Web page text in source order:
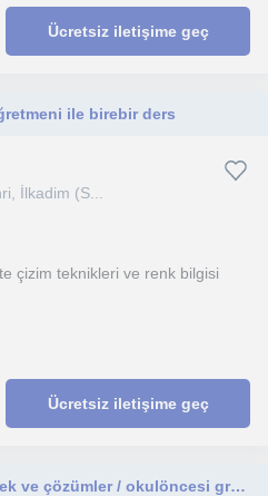
Ücretsiz iletişime geç
ile birebir ders
İlkadim (S...
çizim teknikleri ve renk bilgisi
Ücretsiz iletişime geç
0-14yaş çocuklara özel destek ve çözümler / okulöncesi grubuna bilişsel, sosyal ve duygusal gelişim desteği